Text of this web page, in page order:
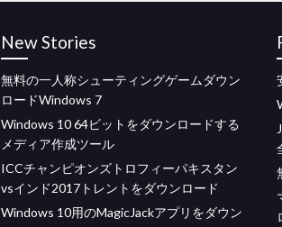
New Stories
無料の一人称シューティングゲームダウン
ロードWindows 7
Windows 10 64ビットをダウンロードする
メディア作成ツール
ICCチャンピオンズトロフィーパキスタン
vsインド2017トレントをダウンロード
Windows 10用のMagicJackアプリをダウン